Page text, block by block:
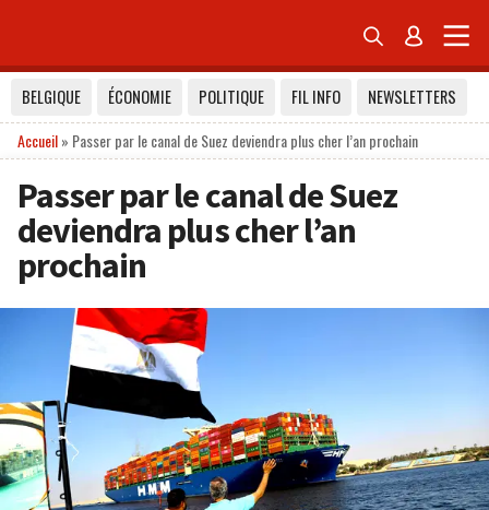
 
BELGIQUE ÉCONOMIE POLITIQUE FIL INFO
NEWSLETTERS
Accueil» Passer par le canal de Suez deviendra plus cher l’an prochain
Passer par le canal de Suez
deviendra plus cher l’an
prochain